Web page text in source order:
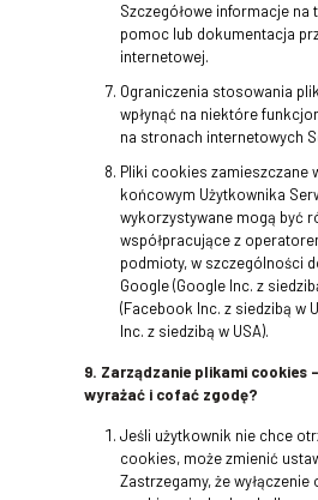
Szczegółowe informacje na
pomoc lub dokumentacja
internetowej.
Ograniczenia stosowania
wpłynąć na niektóre
na stronach internetowych
Pliki cookies zamieszczane
końcowym Użytkownika
wykorzystywane mogą być
współpracujące z
podmioty, w szczególności
Google (Google Inc. z
(Facebook Inc. z siedzibą w
Inc. z siedzibą w USA).
9. Zarządzanie plikami cookies
wyrażać i cofać zgodę?
Jeśli użytkownik nie chce
cookies, może zmienić
Zastrzegamy, że wyłączenie